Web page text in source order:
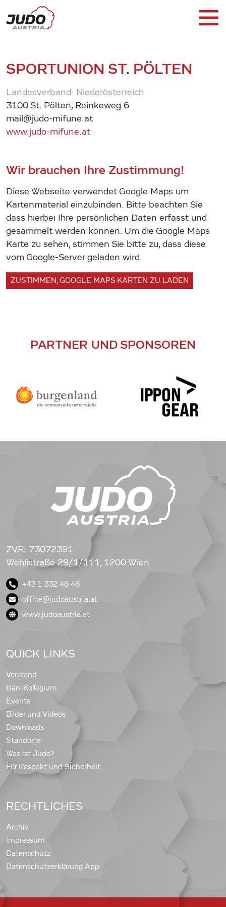
SPORTUNION ST. PÖLTEN
Landesverband: Niederösterreich
3100 St. Pölten, Reinkeweg 6
mail@judo-mifune.at
www.judo-mifune.at
Wir brauchen Ihre Zustimmung!
Diese Webseite verwendet Google Maps um
Kartenmaterial einzubinden. Bitte beachten Sie
dass hierbei Ihre persönlichen Daten erfasst und
gesammelt werden können. Um die Google Maps
Karte zu sehen, stimmen Sie bitte zu, dass diese
vom Google-Server geladen wird.
ZUSTIMMEN, GOOGLE MAPS KARTEN ZU LADEN
PARTNER UND SPONSOREN
ZVR: 73072391
Wehlistraße 29/1/111, 1200 Wien
+43 1 332 48 48
office@judoaustria.at
www.judoaustria.at
QUICK LINKS
Vorstand
Dan-Kollegium
Events
Bilder und Videos
Downloads
Standorte
Was ist Judo?
Für Respekt und Sicherheit
RECHTLICHES
Archiv
Impressum
Datenschutz
Datenschutzerklärung App